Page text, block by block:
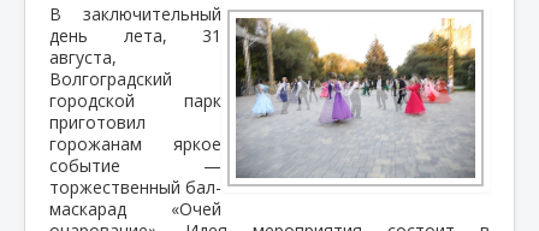
В заключительный
день лета, 31
августа,
Волгоградский
городской парк
приготовил
горожанам яркое
событие —
торжественный бал-
маскарад «Очей